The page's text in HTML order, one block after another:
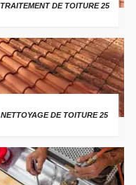
TRAITEMENT DE TOITURE 25
NETTOYAGE DE TOITURE 25